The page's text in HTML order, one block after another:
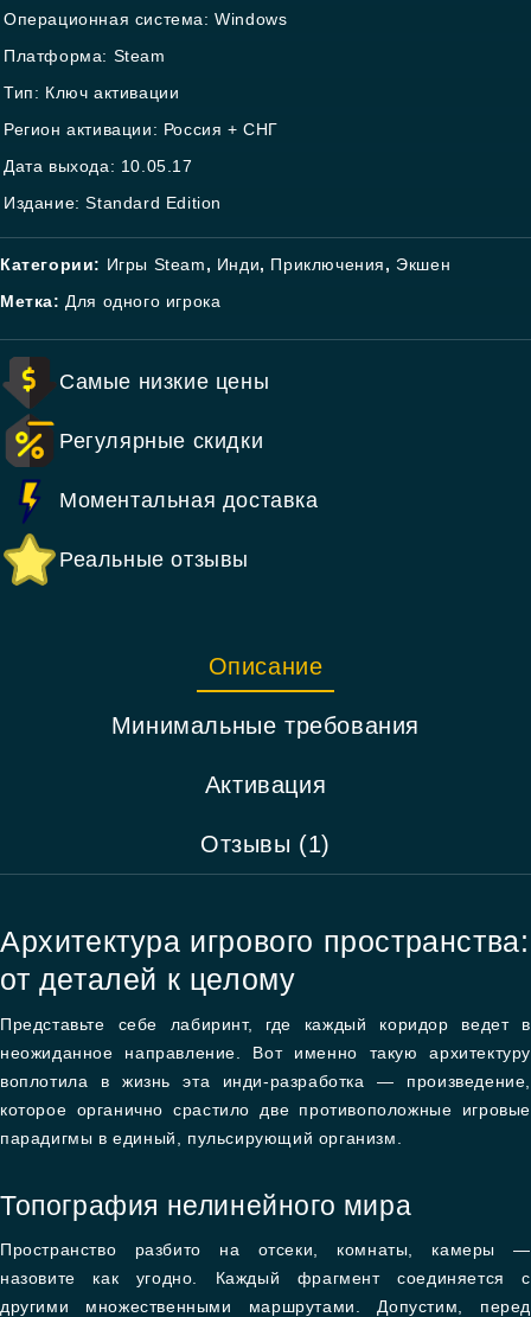
Операционная система: Windows
Платформа: Steam
Тип: Ключ активации
Регион активации: Россия + СНГ
Дата выхода: 10.05.17
Издание: Standard Edition
Категории: Игры Steam, Инди, Приключения, Экшен
Метка: Для одного игрока
Самые низкие цены
Регулярные скидки
Моментальная доставка
Реальные отзывы
Описание
Минимальные требования
Активация
Отзывы (1)
Архитектура игрового пространства:
от деталей к целому
Представьте себе лабиринт, где каждый коридор ведет в
неожиданное направление. Вот именно такую архитектуру
воплотила в жизнь эта инди-разработка — произведение,
которое органично срастило две противоположные игровые
парадигмы в единый, пульсирующий организм.
Топография нелинейного мира
Пространство разбито на отсеки, комнаты, камеры —
назовите как угодно. Каждый фрагмент соединяется с
другими множественными маршрутами. Допустим, перед